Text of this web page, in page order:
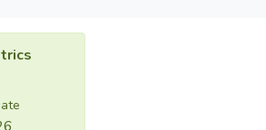
）專項體能上的米字型折返跑、30公
立定跳遠、側併步、體前彎的五個變项
顯的差異（p<.05），而800公尺這
are remarkable improvements
on radiative shuttle run, 800m
standing long jump, sit-and-reach
There are no apparent improvements